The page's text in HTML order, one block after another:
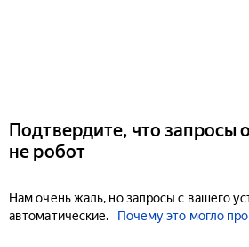
Подтвердите, что запросы
не робот
Нам очень жаль, но запросы с вашего
автоматические.
Почему это могло